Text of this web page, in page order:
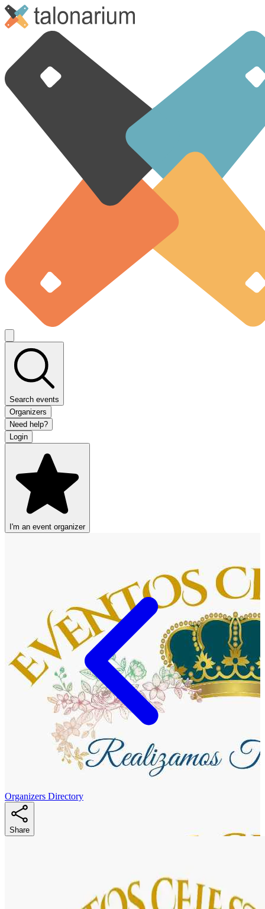
Search events
Organizers
Need help?
Login
I'm an event organizer
Organizers Directory
Share